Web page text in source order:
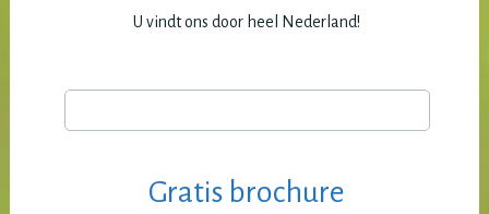
U vindt ons door heel Nederland!
Gratis brochure